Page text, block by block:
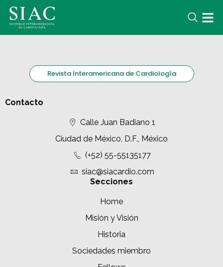
Revista Interamericana de Cardiología
Contacto
Calle Juan Badiano 1
Ciudad de México, D.F., México
(+52) 55-55135177
siac@siacardio.com
Secciones
Home
Misión y Visión
Historia
Sociedades miembro